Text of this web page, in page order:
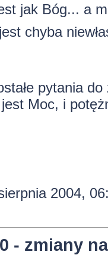
jak Bóg... a
chyba
pytania
Moc, i
2004,
- zmiany